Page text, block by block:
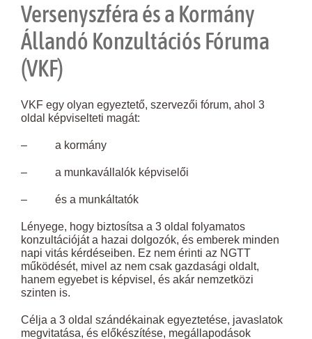
Versenyszféra és a Kormány
Állandó Konzultációs Fóruma
(VKF)
VKF egy olyan egyeztető, szervezői fórum, ahol 3
oldal képviselteti magát:
– a kormány
– a munkavállalók képviselői
– és a munkáltatók
Lényege, hogy biztosítsa a 3 oldal folyamatos
konzultációját a hazai dolgozók, és emberek minden
napi vitás kérdéseiben. Ez nem érinti az NGTT
működését, mivel az nem csak gazdasági oldalt,
hanem egyebet is képvisel, és akár nemzetközi
szinten is.
Célja a 3 oldal szándékainak egyeztetése, javaslatok
megvitatása, és előkészítése, megállapodások